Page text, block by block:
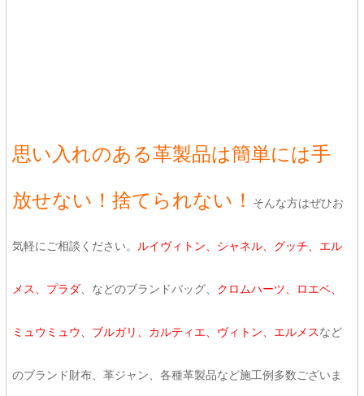
思い入れのある革製品は簡単には手
放せない！捨てられない！ そんな方はぜひお
気軽にご相談ください。 ルイヴィトン、シャネル、グッチ、エル
メス、プラダ、などのブランドバッグ、 クロムハーツ、ロエベ、
ミュウミュウ、ブルガリ、カルティエ、ヴィトン、エルメスなど
のブランド財布、革ジャン、各種革製品など施工例多数ございま